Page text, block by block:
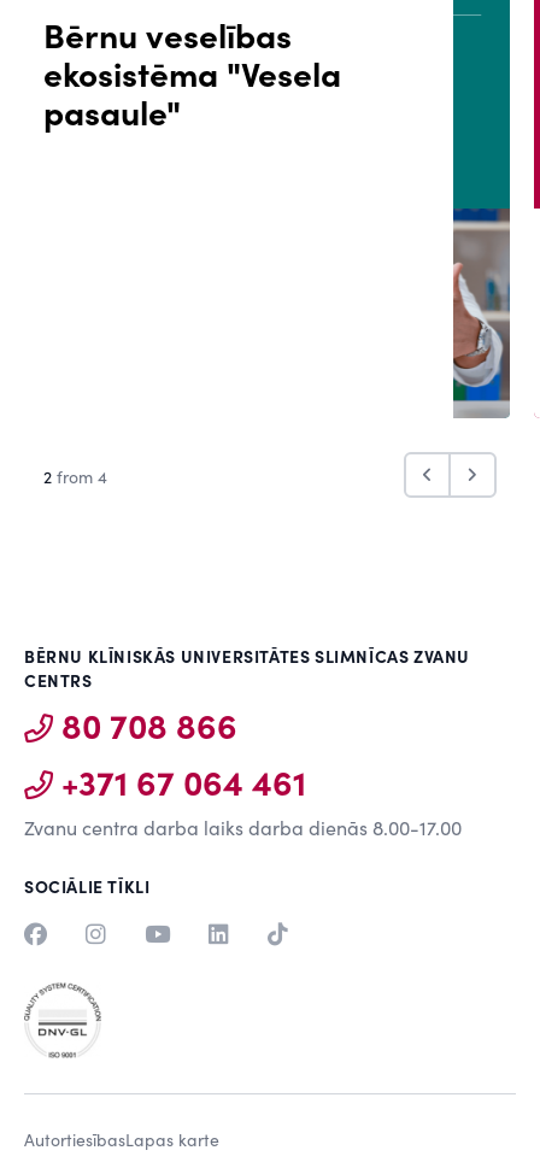
Bērnu veselības
ekosistēma "Vesela
pasaule"
PACIENTA PORTĀLS
2 from 4
BĒRNU KLĪNISKĀS UNIVERSITĀTES SLIMNĪCAS ZVANU
CENTRS
80 708 866
+371 67 064 461
Zvanu centra darba laiks darba dienās 8.00-17.00
SOCIĀLIE TĪKLI
AutortiesībasLapas karte